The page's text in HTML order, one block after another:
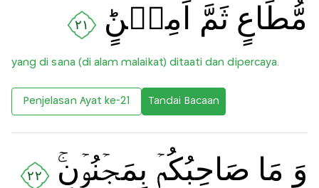
مُّطَاعٍ ثَمَّ اَمِيۡنٍؕ ٢١
yang di sana (di alam malaikat) ditaati dan dipercaya.
Penjelasan Ayat ke-21 Tandai Bacaan
وَ مَا صَاحِبُكُمۡ بِمَجۡنُوۡنٍ‌ۚ‏ ٢٢